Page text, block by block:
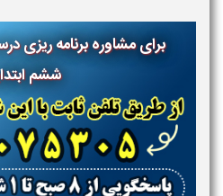
برای مشاوره برنامه ریزی
ششم